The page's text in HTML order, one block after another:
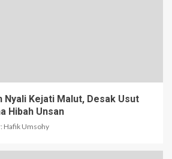
Nyali Kejati Malut, Desak Usut
Hibah Unsan
Hafik Umsohy